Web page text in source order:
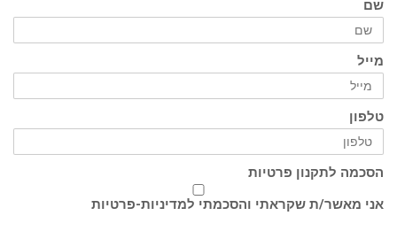
שם
מייל
טלפון
הסכמה לתקנון פרטיות
אני מאשר/ת שקראתי והסכמתי למדיניות-פרטיות